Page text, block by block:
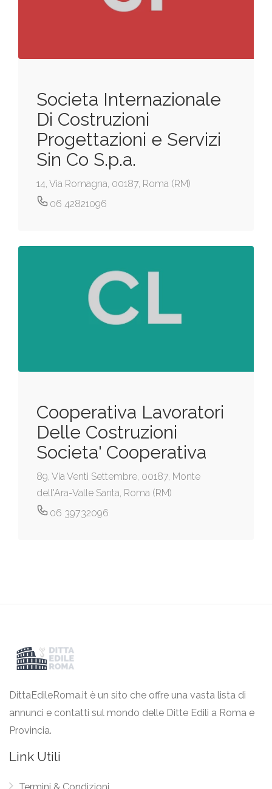
Societa Internazionale
Di Costruzioni
Progettazioni e Servizi
Sin Co S.p.a.
14, Via Romagna, 00187, Roma (RM)
06 42821096
Cooperativa Lavoratori
Delle Costruzioni
Societa' Cooperativa
89, Via Venti Settembre, 00187, Monte
dell'Ara-Valle Santa, Roma (RM)
06 39732096
DittaEdileRoma.it è un sito che offre una vasta lista di
annunci e contatti sul mondo delle Ditte Edili a Roma e
Provincia.
Link Utili